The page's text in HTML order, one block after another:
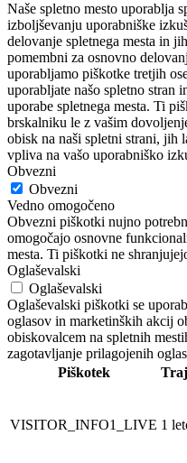
Naše spletno mesto uporablja
izboljševanju uporabniške
delovanje spletnega mesta in
pomembni za osnovno
uporabljamo piškotke tretjih
uporabljate našo spletno stran
uporabe spletnega mesta. Ti
brskalniku le z vašim
obisk na naši spletni strani, jih
vpliva na vašo uporabniško
Obvezni
Obvezni
Vedno omogočeno
Obvezni piškotki nujno
omogočajo osnovne
mesta. Ti piškotki ne
Oglaševalski
Oglaševalski
Oglaševalski piškotki se
oglasov in marketinških akcij
obiskovalcem na spletnih
zagotavljanje prilagojenih
Piškotek
VISITOR_INFO1_LIVE 1